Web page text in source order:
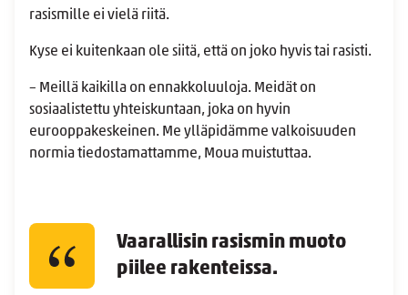
rasismille ei vielä riitä.
Kyse ei kuitenkaan ole siitä, että on joko hyvis tai rasisti.
– Meillä kaikilla on ennakkoluuloja. Meidät on
sosiaalistettu yhteiskuntaan, joka on hyvin
eurooppakeskeinen. Me ylläpidämme valkoisuuden
normia tiedostamattamme, Moua muistuttaa.
Vaarallisin rasismin muoto
piilee rakenteissa.